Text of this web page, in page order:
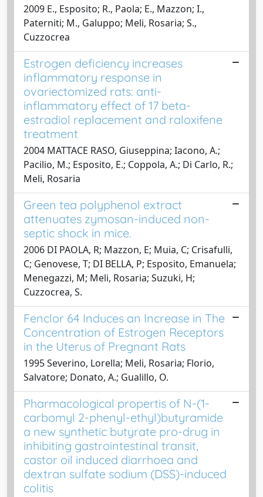
2009 E., Esposito; R., Paola; E., Mazzon; I.,
Paterniti; M., Galuppo; Meli, Rosaria; S.,
Cuzzocrea
Estrogen deficiency increases
inflammatory response in
ovariectomized rats: anti-
inflammatory effect of 17 beta-
estradiol replacement and raloxifene
treatment
2004 MATTACE RASO, Giuseppina; Iacono, A.;
Pacilio, M.; Esposito, E.; Coppola, A.; Di Carlo, R.;
Meli, Rosaria
Green tea polyphenol extract
attenuates zymosan-induced non-
septic shock in mice.
2006 DI PAOLA, R; Mazzon, E; Muia, C; Crisafulli,
C; Genovese, T; DI BELLA, P; Esposito, Emanuela;
Menegazzi, M; Meli, Rosaria; Suzuki, H;
Cuzzocrea, S.
Fenclor 64 Induces an Increase in The
Concentration of Estrogen Receptors
in the Uterus of Pregnant Rats
1995 Severino, Lorella; Meli, Rosaria; Florio,
Salvatore; Donato, A.; Gualillo, O.
Pharmacological propertis of N-(1-
carbomyl 2-phenyl-ethyl)butyramide
a new synthetic butyrate pro-drug in
inhibiting gastrointestinal transit,
castor oil induced diarrhoea and
dextran sulfate sodium (DSS)-induced
colitis